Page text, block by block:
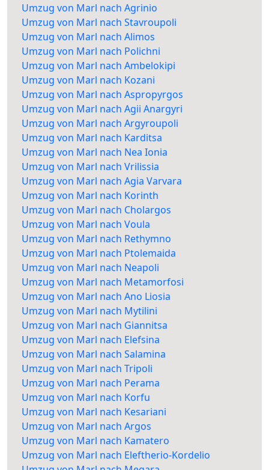
Umzug von Marl nach Agrinio
Umzug von Marl nach Stavroupoli
Umzug von Marl nach Alimos
Umzug von Marl nach Polichni
Umzug von Marl nach Ambelokipi
Umzug von Marl nach Kozani
Umzug von Marl nach Aspropyrgos
Umzug von Marl nach Agii Anargyri
Umzug von Marl nach Argyroupoli
Umzug von Marl nach Karditsa
Umzug von Marl nach Nea Ionia
Umzug von Marl nach Vrilissia
Umzug von Marl nach Agia Varvara
Umzug von Marl nach Korinth
Umzug von Marl nach Cholargos
Umzug von Marl nach Voula
Umzug von Marl nach Rethymno
Umzug von Marl nach Ptolemaida
Umzug von Marl nach Neapoli
Umzug von Marl nach Metamorfosi
Umzug von Marl nach Ano Liosia
Umzug von Marl nach Mytilini
Umzug von Marl nach Giannitsa
Umzug von Marl nach Elefsina
Umzug von Marl nach Salamina
Umzug von Marl nach Tripoli
Umzug von Marl nach Perama
Umzug von Marl nach Korfu
Umzug von Marl nach Kesariani
Umzug von Marl nach Argos
Umzug von Marl nach Kamatero
Umzug von Marl nach Eleftherio-Kordelio